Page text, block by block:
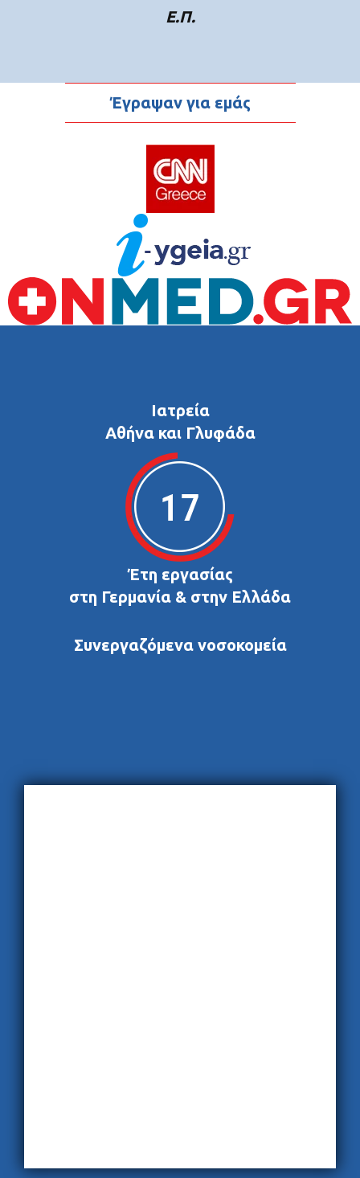
Ε.Π.
Έγραψαν για εμάς
Ιατρεία
Αθήνα και Γλυφάδα
Έτη εργασίας
στη Γερμανία & στην Ελλάδα
Συνεργαζόμενα νοσοκομεία